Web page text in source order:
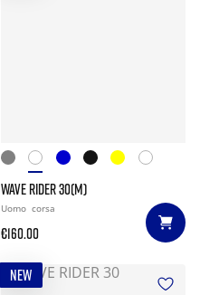
WAVE RIDER 30(M)
Uomo corsa
€160.00
NEW